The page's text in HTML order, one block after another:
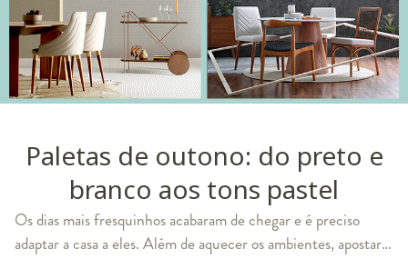
Paletas de outono: do preto e
branco aos tons pastel
Os dias mais fresquinhos acabaram de chegar e é preciso
adaptar a casa a eles. Além de aquecer os ambientes, apostar